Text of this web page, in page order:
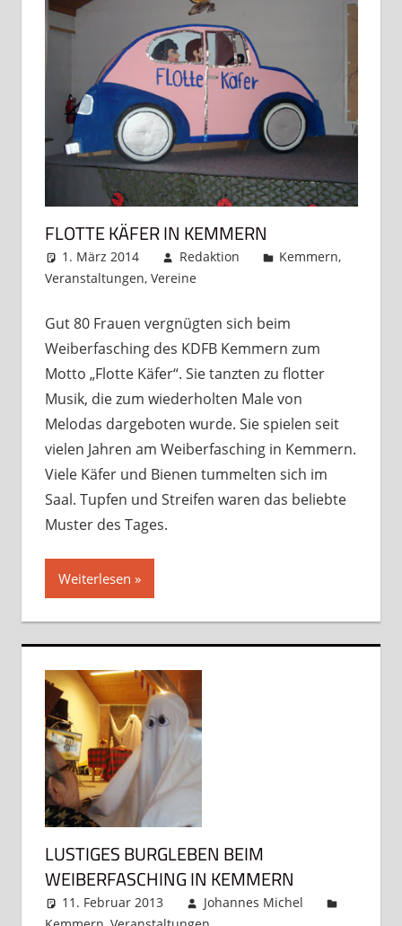
FLOTTE KÄFER IN KEMMERN
1. März 2014 Redaktion Kemmern,
Veranstaltungen, Vereine
Gut 80 Frauen vergnügten sich beim
Weiberfasching des KDFB Kemmern zum
Motto „Flotte Käfer“. Sie tanzten zu flotter
Musik, die zum wiederholten Male von
Melodas dargeboten wurde. Sie spielen seit
vielen Jahren am Weiberfasching in Kemmern.
Viele Käfer und Bienen tummelten sich im
Saal. Tupfen und Streifen waren das beliebte
Muster des Tages.
Weiterlesen
LUSTIGES BURGLEBEN BEIM
WEIBERFASCHING IN KEMMERN
11. Februar 2013
Johannes Michel